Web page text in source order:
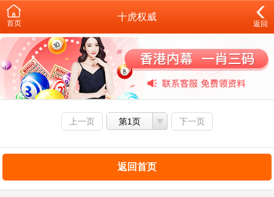
首页
十虎权威
返回
上一页 第1页 下一页
返回首页